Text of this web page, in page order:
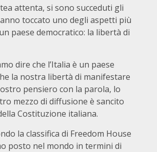
attenta, si sono succeduti gli
toccato uno degli aspetti più
paese democratico: la libertà di
dire che l’Italia è un paese
la nostra libertà di manifestare
pensiero con la parola, lo
mezzo di diffusione è sancito
Costituzione italiana.
la classifica di Freedom House
posto nel mondo in termini di